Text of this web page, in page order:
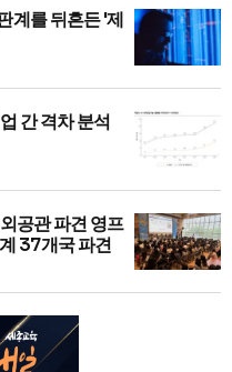
계를 뒤흔든 '제
간 격차 분석
공관 파견 영프
37개국 파견